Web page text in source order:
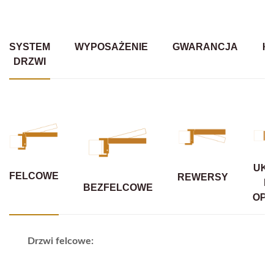
SYSTEM
DRZWI
WYPOSAŻENIE GWARANCJA
FELCOWE
BEZFELCOWE
REWERSY
Drzwi felcowe: